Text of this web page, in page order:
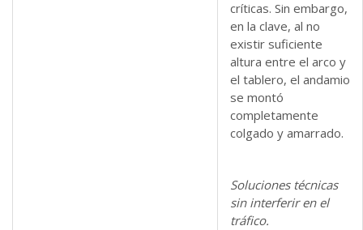
críticas. Sin embargo,
en la clave, al no
existir suficiente
altura entre el arco y
el tablero, el andamio
se montó
completamente
colgado y amarrado.
Soluciones técnicas
sin interferir en el
tráfico.